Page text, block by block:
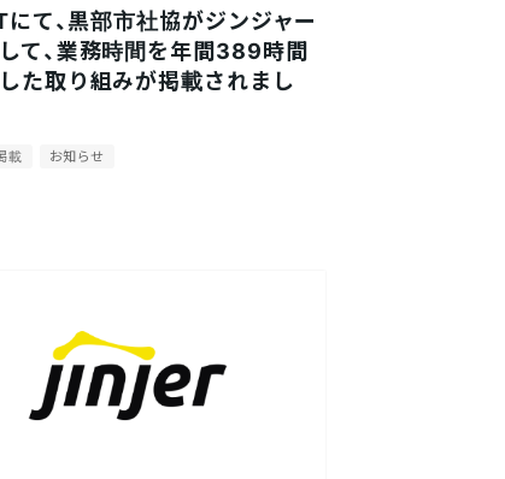
て、黒部市社協がジンジャー
て、業務時間を年間389時間
た取り組みが掲載されまし
載 お知らせ